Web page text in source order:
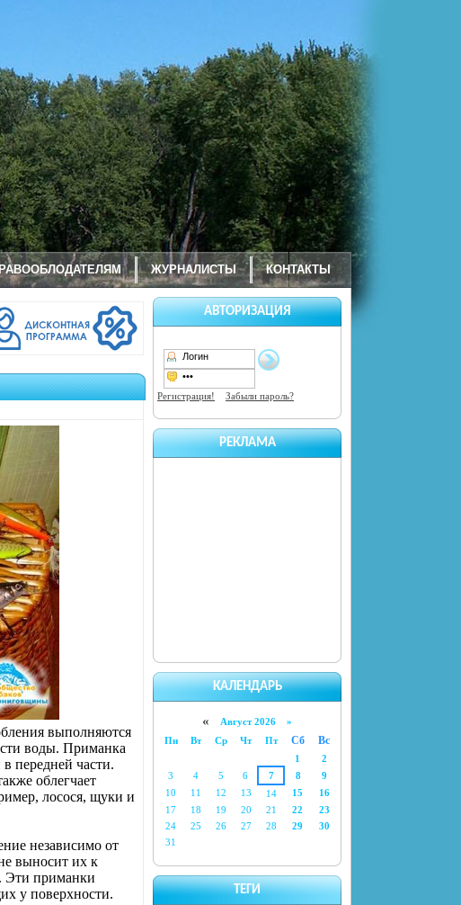
ЖУРНАЛИСТЫ КОНТАКТЫ
АВТОРИЗАЦИЯ
Регистрация! Забыли пароль?
РЕКЛАМА
КАЛЕНДАРЬ
« Август 2026 »
Пн
Вт Ср Чт Пт Сб Вс
1
2
3
4 5 6 7 8
9
10
11 12 13 14 15
16
17
18 19 20 21 22
23
24
25 26 27 28 29
30
31
ТЕГИ
выполняются
воды. Приманка
передней части.
облегчает
лосося, щуки и
независимо от
выносит их к
Эти приманки
у поверхности.